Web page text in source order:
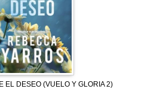
EL DESEO (VUELO Y GLORIA 2)